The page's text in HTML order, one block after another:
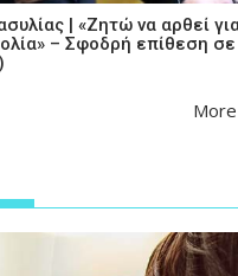
| «Ζητώ να αρθεί
– Σφοδρή επίθεση σε